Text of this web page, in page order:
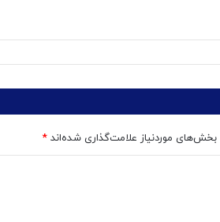
بخش‌های موردنیاز علامت‌گذاری شده‌اند *